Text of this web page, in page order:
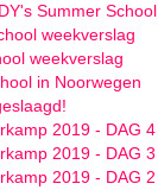
Summer School
weekverslag
weekverslag
in Noorwegen
2019 - DAG 4
2019 - DAG 3
2019 - DAG 2